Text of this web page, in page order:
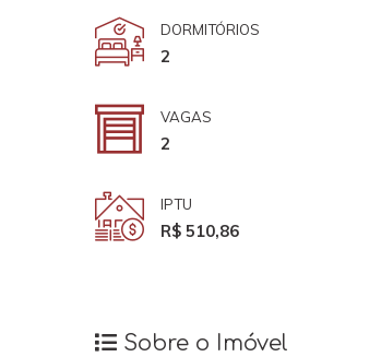
DORMITÓRIOS
2
VAGAS
2
IPTU
R$ 510,86
Sobre o Imóvel